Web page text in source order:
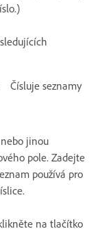
Čísluje seznamy
jinou
pole. Zadejte
používá pro
na tlačítko